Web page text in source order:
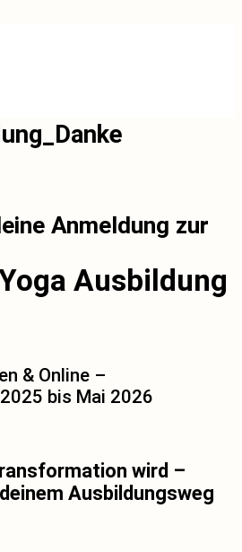
Anmeldung zur
Ausbildung
& Online –
bis Mai 2026
wird –
Ausbildungsweg